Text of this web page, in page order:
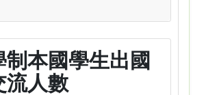
制本國學生出國
流人數